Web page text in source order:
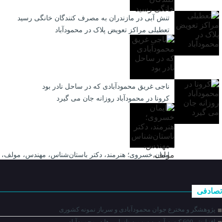
تنش آبی در مازندران به مصرف كنندگان خانگی رسيد
تعطیلی مراکز تعویض پلاک در محمودآباد
ناجی غریق محمودآبادی که در ساحل نادر بود
کرونا در محمودآباد روزانه جان می گیرد
ایمان خسروی؛ هنرمند، دکتر باستان‌شناس، مهندس،
تصادفی
پژوهشگر و مخترع جوان محمودآبادی و سرباز نمونه کشوری